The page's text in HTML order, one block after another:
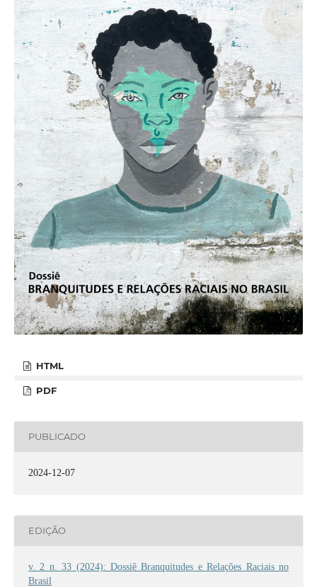
HTML
PDF
PUBLICADO
2024-12-07
EDIÇÃO
v. 2 n. 33 (2024): Dossiê Branquitudes e Relações Raciais no
Brasil